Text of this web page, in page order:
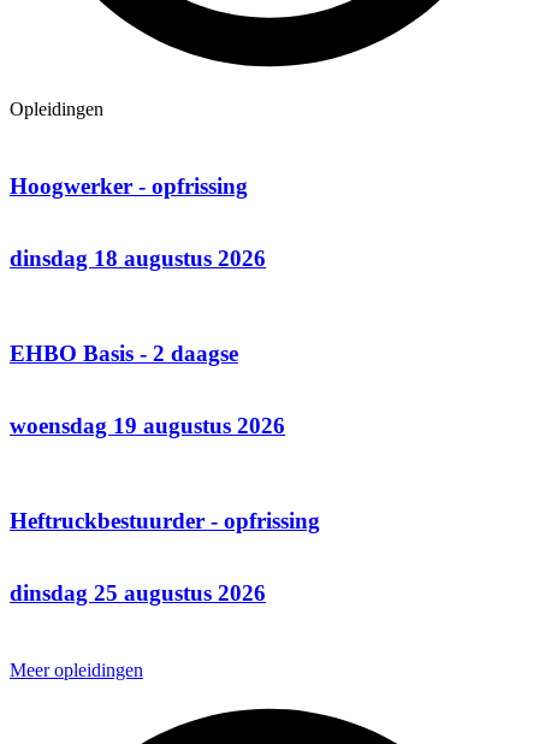
Opleidingen
Hoogwerker - opfrissing
dinsdag 18 augustus 2026
EHBO Basis - 2 daagse
woensdag 19 augustus 2026
Heftruckbestuurder - opfrissing
dinsdag 25 augustus 2026
Meer opleidingen